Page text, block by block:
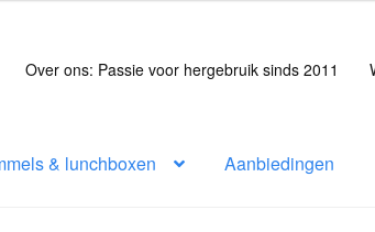
Over ons: Passie voor hergebruik sinds 2011
& lunchboxen Aanbiedingen